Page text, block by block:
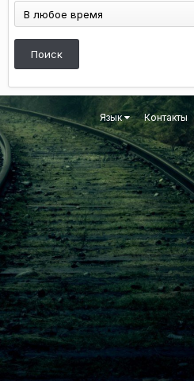
Поиск
Язык Контакты